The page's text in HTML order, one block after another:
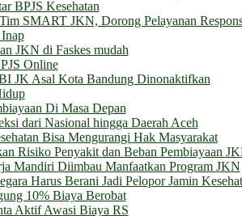
BPJS Kesehatan
SMART JKN, Dorong Pelayanan
JKN di Faskes mudah
Online
JK Asal Kota Bandung Dinonaktifkan
Di Masa Depan
dari Nasional hingga Daerah Aceh
Bisa Mengurangi Hak Masyarakat
Risiko Penyakit dan Beban Pembiayaan
Mandiri Diimbau Manfaatkan Program JKN
Harus Berani Jadi Pelopor Jamin
10% Biaya Berobat
Aktif Awasi Biaya RS